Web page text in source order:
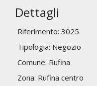
Dettagli
Riferimento: 3025
Tipologia: Negozio
Comune: Rufina
Zona: Rufina centro